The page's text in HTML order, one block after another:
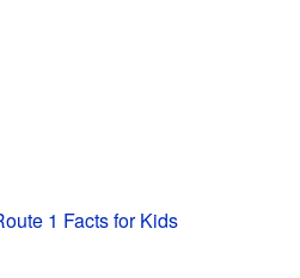
1 Facts for Kids